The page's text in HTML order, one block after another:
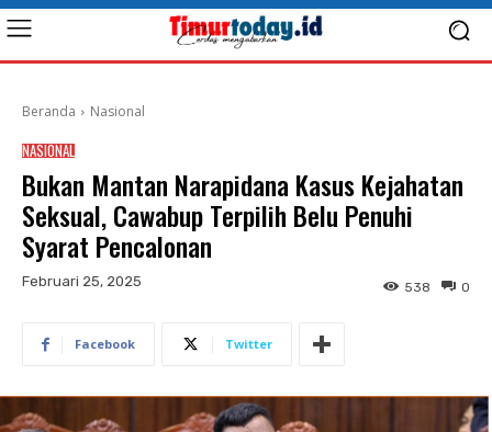
Beranda Nasional
NASIONAL
Bukan Mantan Narapidana Kasus Kejahatan
Seksual, Cawabup Terpilih Belu Penuhi
Syarat Pencalonan
Februari 25, 2025 0
538
Facebook Twitter